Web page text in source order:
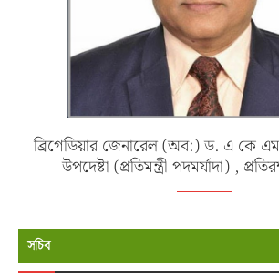
ব্রিগেডিয়ার জেনারেল (অব:) ড. এ কে
উপদেষ্টা (প্রতিমন্ত্রী পদমর্যাদা) ,
সচিব